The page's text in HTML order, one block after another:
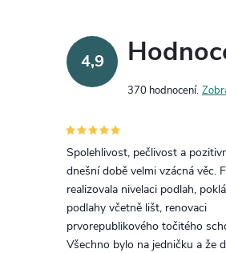
4,9
370 hodnocení
Spolehlivost, pečlivost a
dnešní době velmi vzácná věc.
realizovala nivelaci podlah,
podlahy včetně lišt, renovaci
prvorepublikového točitého
Všechno bylo na jedničku a že